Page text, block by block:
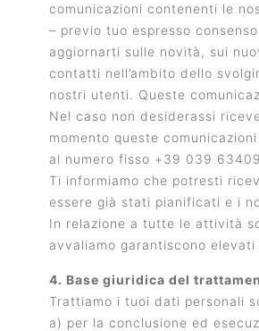
comunicazioni contenenti le
– previo tuo espresso
aggiornarti sulle novità, sui
contatti nell’ambito dello
nostri utenti. Queste
Nel caso non desiderassi
momento queste
al numero fisso +39 039
Ti informiamo che potresti
essere già stati pianificati e i
In relazione a tutte le attività
avvaliamo garantiscono
4. Base giuridica del
Trattiamo i tuoi dati personali
a) per la conclusione ed